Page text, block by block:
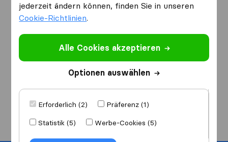
jederzeit ändern können, finden Sie in unseren
Cookie-Richtlinien.
Alle Cookies akzeptieren
Optionen auswählen
Erforderlich (2)
Präferenz (1)
Statistik (5)
Werbe-Cookies (5)
Ich ziehevon
Ich ziehenach
Start